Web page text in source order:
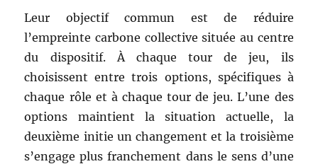
Leur objectif commun est de réduire
l’empreinte carbone collective située au centre
du dispositif. À chaque tour de jeu, ils
choisissent entre trois options, spécifiques à
chaque rôle et à chaque tour de jeu. L’une des
options maintient la situation actuelle, la
deuxième initie un changement et la troisième
s’engage plus franchement dans le sens d’une